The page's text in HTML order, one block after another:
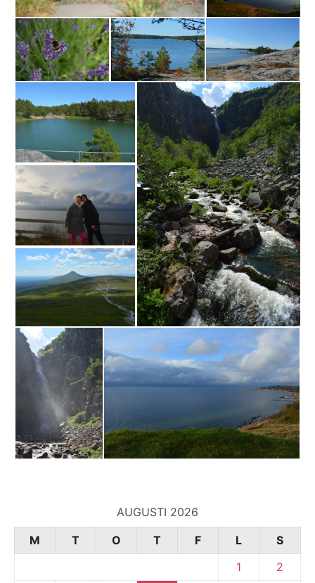
AUGUSTI 2026
M
T O T F L
S
1
2